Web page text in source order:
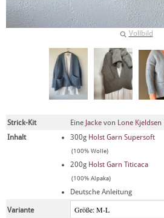
Vollbild
Strick-Kit Eine Jacke von Lone Kjeldsen
Inhalt
300g Holst Garn Supersoft
(100% Wolle)
200g Holst Garn Titicaca
(100% Alpaka)
Deutsche Anleitung
Variante